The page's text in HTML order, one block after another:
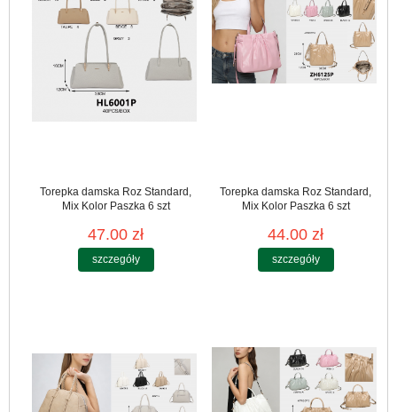
Torepka damska Roz Standard,
Mix Kolor Paszka 6 szt
47.00 zł
szczegóły
Torepka damska Roz Standard,
Mix Kolor Paszka 6 szt
44.00 zł
szczegóły